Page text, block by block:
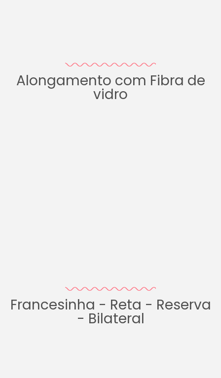
Alongamento com Fibra de
vidro
Francesinha - Reta - Reserva
- Bilateral